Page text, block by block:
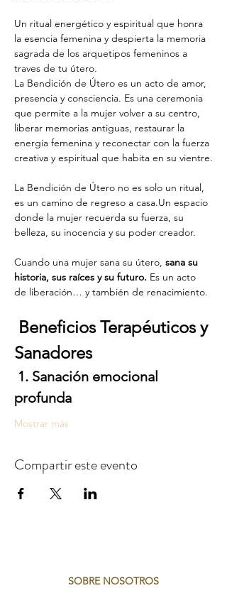
Un ritual energético y espiritual que honra
la esencia femenina y despierta la memoria
sagrada de los arquetipos femeninos a
traves de tu útero.
La Bendición de Útero es un acto de amor,
presencia y consciencia. Es una ceremonia
que permite a la mujer volver a su centro,
liberar memorias antiguas, restaurar la
energía femenina y reconectar con la fuerza
creativa y espiritual que habita en su vientre.
La Bendición de Útero no es solo un ritual,
es un camino de regreso a casa.Un espacio
donde la mujer recuerda su fuerza, su
belleza, su inocencia y su poder creador.
Cuando una mujer sana su útero, sana su
historia, sus raíces y su futuro. Es un acto
de liberación… y también de renacimiento.
Beneficios Terapéuticos y
Sanadores
1. Sanación emocional
profunda
Mostrar más
Compartir este evento
SOBRE NOSOTROS